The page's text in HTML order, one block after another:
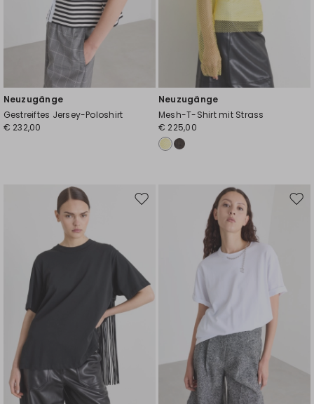
Neuzugänge
Gestreiftes Jersey-Poloshirt
€ 232,00
Neuzugänge
Mesh-T-Shirt mit Strass
€ 225,00
Auf
Auf